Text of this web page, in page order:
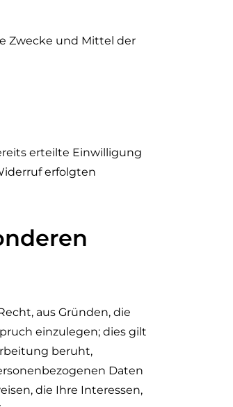
Zwecke und Mittel der
erteilte Einwilligung
erfolgten
aus Gründen, die
einzulegen; dies gilt
beruht,
Daten
die Ihre Interessen,